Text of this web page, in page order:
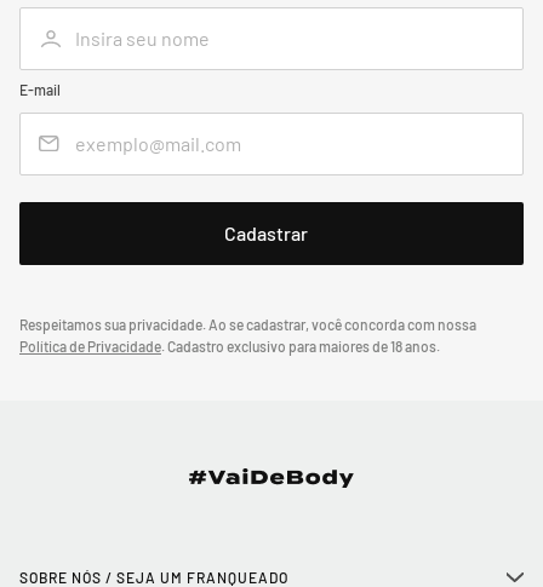
E-mail
Respeitamos sua privacidade. Ao se cadastrar, você concorda com nossa
Política de Privacidade Cadastro exclusivo para maiores de 18 anos.
SOBRE NÓS / SEJA UM FRANQUEADO +